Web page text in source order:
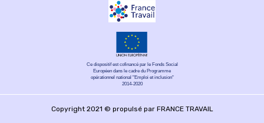
Ce dispositif est cofinancé par le Fonds Social
Européen dans le cadre du Programme
opérationnel national "Emploi et inclusion"
2014-2020
Copyright 2021 © propulsé par FRANCE TRAVAIL